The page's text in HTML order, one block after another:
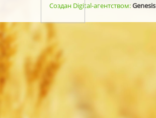
Создан Digital-агентством:Genesis